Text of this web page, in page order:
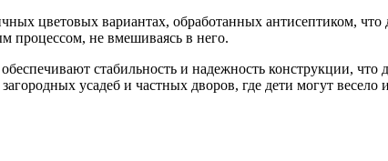
цветовых вариантах, обработанных антисептиком,
процессом, не вмешиваясь в него.
стабильность и надежность конструкции,
усадеб и частных дворов, где дети могут весело